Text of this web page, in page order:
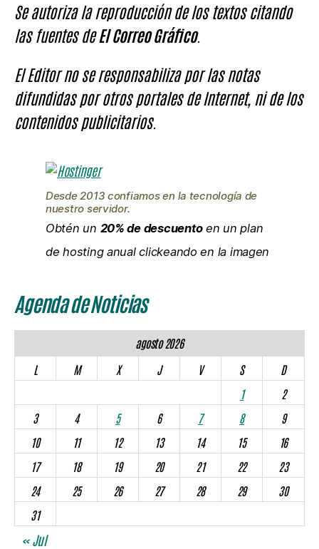
Se autoriza la reproducción de los textos citando
las fuentes deEl Correo Gráfico.
El Editor no se responsabiliza por las notas
difundidas por otros portales de Internet, ni de los
contenidos publicitarios.
Desde 2013 confiamos en la tecnología de
nuestro servidor.
Obtén un 20% de descuentoen un plan
de hosting anual clickeando en la imagen
Agenda de Noticias
agosto 2026
L
M X J V S
D
1
2
3
4 5 6 7 8
9
10
11 12 13 14 15
16
17
18 19 20 21 22
23
24
25 26 27 28 29
30
31
« Jul